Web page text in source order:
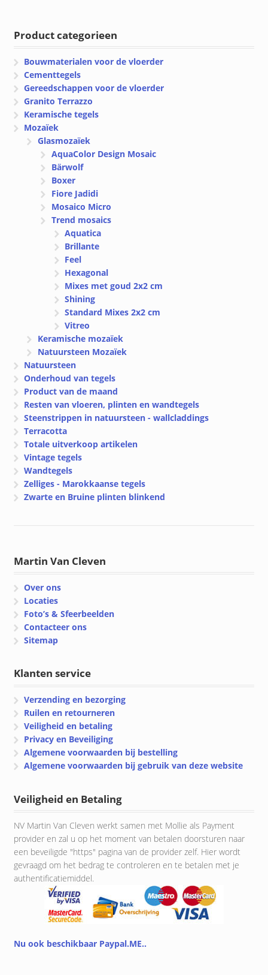
Product categorieen
Bouwmaterialen voor de vloerder
Cementtegels
Gereedschappen voor de vloerder
Granito Terrazzo
Keramische tegels
Mozaïek
Glasmozaïek
AquaColor Design Mosaic
Bärwolf
Boxer
Fiore Jadidi
Mosaico Micro
Trend mosaics
Aquatica
Brillante
Feel
Hexagonal
Mixes met goud 2x2 cm
Shining
Standard Mixes 2x2 cm
Vitreo
Keramische mozaïek
Natuursteen Mozaïek
Natuursteen
Onderhoud van tegels
Product van de maand
Resten van vloeren, plinten en wandtegels
Steenstrippen in natuursteen - wallcladdings
Terracotta
Totale uitverkoop artikelen
Vintage tegels
Wandtegels
Zelliges - Marokkaanse tegels
Zwarte en Bruine plinten blinkend
Martin Van Cleven
Over ons
Locaties
Foto’s & Sfeerbeelden
Contacteer ons
Sitemap
Klanten service
Verzending en bezorging
Ruilen en retourneren
Veiligheid en betaling
Privacy en Beveiliging
Algemene voorwaarden bij bestelling
Algemene voorwaarden bij gebruik van deze website
Veiligheid en Betaling
NV Martin Van Cleven werkt samen met Mollie als Payment
provider en zal u op het moment van betalen doorsturen naar
een beveiligde "https" pagina van de provider zelf. Hier wordt
gevraagd om het bedrag te controleren en te betalen met je
authentificatiemiddel.
Nu ook beschikbaar Paypal.ME..